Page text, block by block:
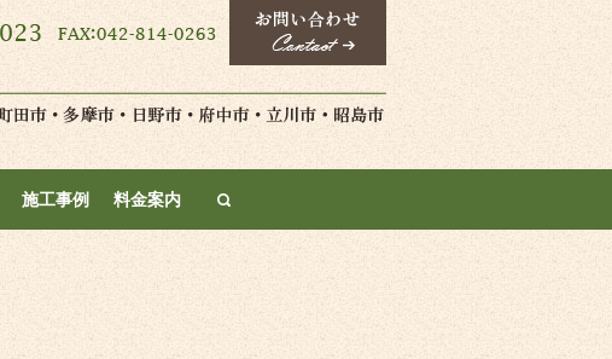
施工事例 料金案内